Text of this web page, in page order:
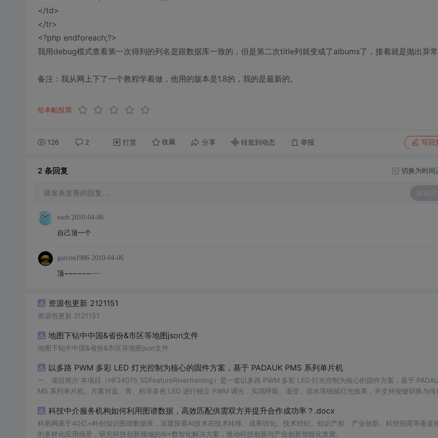
</td>
</tr>
<?php endforeach;?>
我用debug模式查看第一次得到的列名是跟数据库一致的，但是第二次title列就变成了albums了，接着就是抛出异常
备注：我从网上下了一个教程学着做，他用的版本是1.8的，我的是最新的。
给本帖投票
126 2 打赏 收藏 分享 转发到动态 举报 写回
2 条回复 切换为时间
请发表友善的回复… 发表回
tooh 2010-04-06
自己顶一个
garcon1986 2010-04-06
顶~~~~~~·····
资源包更新 2121151
资源包更新 2121151
地图下钻中中国&省份&市区等地图json文件
地图下钻中中国&省份&市区等地图json文件
以多路 PWM 多彩 LED 灯光控制为核心的固件方案，基于 PADAUK PMS 系列单片机
一、项目简介 本项目（HF24075 SDFeatureRivertraining）是一套以多路 PWM 多彩 LED 灯光控制为核心的固件方案，基于 PADAUK P
MS 系列单片机。方案对蓝、青、粉等多色 LED 进行独立 PWM 调光，实现呼吸、渐变、流水等细腻灯光效果，并支持按键切换与传
WM 调光与色彩混合学习 3. 电子类课程设计 / 毕业设计 4. 灯光艺术与 DIY 项目 适配使用场景：学习练手、毕业设计、课程设计、创业售
卖、实操实训，突出实用性与可落地性。 二、硬件核心配置 · 主控芯片：PADAUK（应广科技）PMS 系列 8 位 OTP 单片机 · 外接外设：
- 多色 LED 灯组（蓝 / 青 / 粉等多路独立 PWM） - 轻触按键（模式切换） - 传感器（交互触发） · 操控设备： - 机身实体按键操控 三、
科技中介服务机构如何利用图谱数据，高效匹配供需双方并提升合作成功率？.docx
科易网基于40亿+科创知识图谱数据库，深度探索AI技术在技术转移、成果转化、技术经纪、知识产权、产业创新、科技招商等垂直
的多样化应用场景，研究科技创新领域的AI+数智化解决方案，推动科技创新与产业创新智能化发展。